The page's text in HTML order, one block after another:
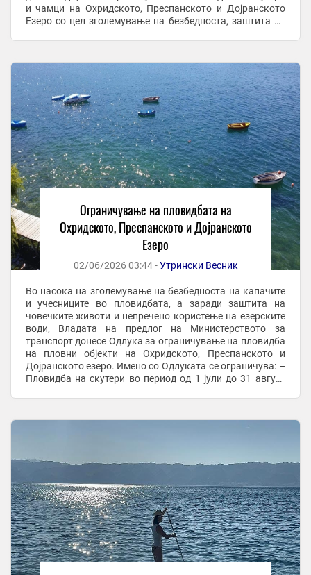
и чамци на Охридското, Преспанското и Дојранското
Езеро со цел зголемување на безбедноста, заштита на
Ограничување на пловидбата на
Охридското, Преспанското и Дојранското
Езеро
02/06/2026 03:44 -Утрински Весник
Во насока на зголемување на безбедноста на капачите
и учесниците во пловидбата, а заради заштита на
човечките животи и непречено користење на езерските
води, Владата на предлог на Министерството за
транспорт донесе Одлука за ограничување на пловидба
на пловни објекти на Охридското, Преспанското и
Дојранското езеро. Имено со Одлуката се ограничува: –
Пловидба на скутери во период од 1 јули до 31 август